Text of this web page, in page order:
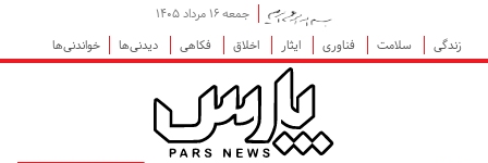
جمعه ۱۶ مرداد ۱۴۰۵
زندگی
سلامت فناوری ایثار اخلاق فکاهی دیدنی‌ها خواندنی‌ها